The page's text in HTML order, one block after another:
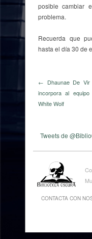
posible cambiar
problema.
Recuerda que
hasta el día 30 de
← Dhaunae De Vir
incorpora al equipo
White Wolf
Tweets de
CONTACTA CON